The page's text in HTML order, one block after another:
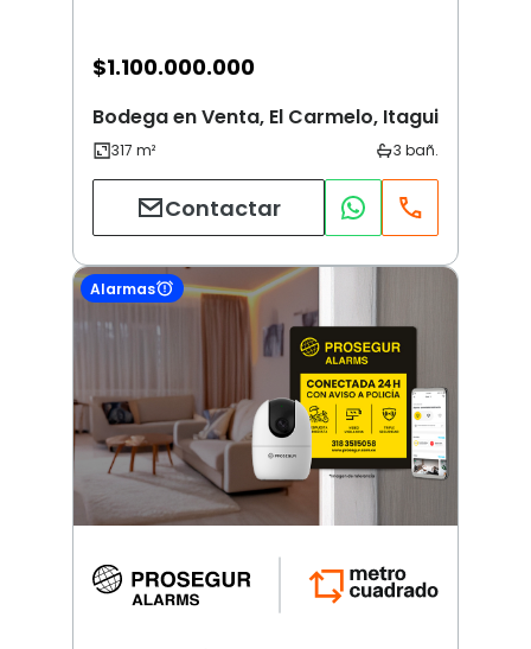
$1.100.000.000
Bodega en Venta, El Carmelo, Itagui
Contactar
Alarmas